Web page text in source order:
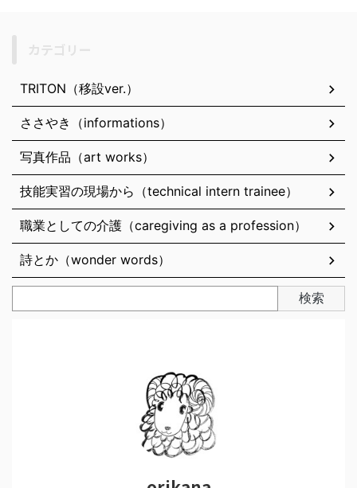
TRITON（移設ver.）
ささやき（informations）
写真作品（art works）
技能実習の現場から（technical intern trainee）
職業としての介護（caregiving as a profession）
詩とか（wonder words）
検索